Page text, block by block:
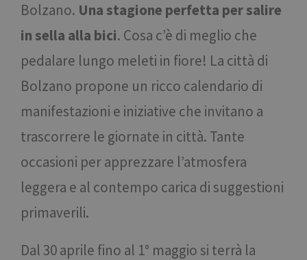
Bolzano. Una stagione perfetta per salire
in sella alla bici. Cosa c’è di meglio che
pedalare lungo meleti in fiore! La città di
Bolzano propone un ricco calendario di
manifestazioni e iniziative che invitano a
trascorrere le giornate in città. Tante
occasioni per apprezzare l’atmosfera
leggera e al contempo carica di suggestioni
primaverili.
Dal 30 aprile fino al 1° maggio si terrà la